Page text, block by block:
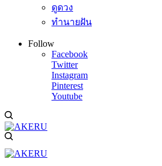
ดูดวง
ทำนายฝัน
Follow
Facebook
Twitter
Instagram
Pinterest
Youtube